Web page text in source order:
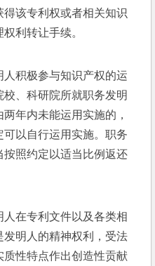
该专利权或者相关知识
利转让手续。
积极参与知识产权的运
、科研院所就职务发明
年内未能运用实施的，
以自行运用实施。职务
照约定以适当比例返还
在专利文件以及各类相
明人的精神权利，受法
性特点作出创造性贡献